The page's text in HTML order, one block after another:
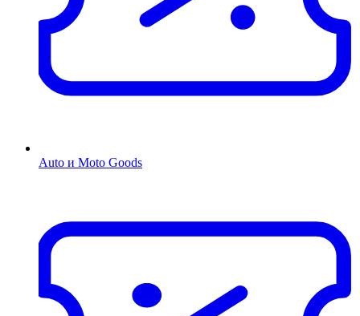
Auto и Moto Goods